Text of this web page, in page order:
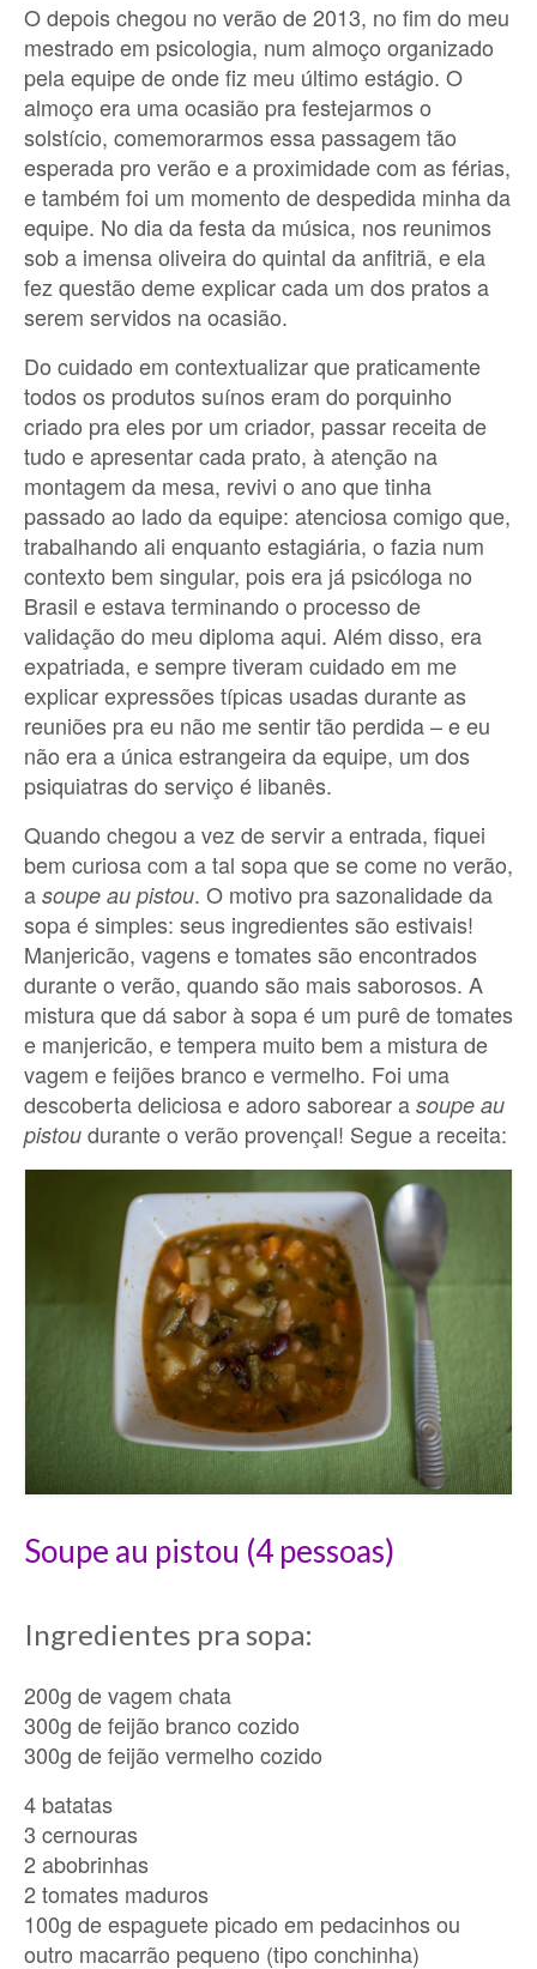
O depois chegou no verão de 2013, no fim do meu
mestrado em psicologia, num almoço organizado
pela equipe de onde fiz meu último estágio. O
almoço era uma ocasião pra festejarmos o
solstício, comemorarmos essa passagem tão
esperada pro verão e a proximidade com as férias,
e também foi um momento de despedida minha da
equipe. No dia da festa da música, nos reunimos
sob a imensa oliveira do quintal da anfitriã, e ela
fez questão deme explicar cada um dos pratos a
serem servidos na ocasião.
Do cuidado em contextualizar que praticamente
todos os produtos suínos eram do porquinho
criado pra eles por um criador, passar receita de
tudo e apresentar cada prato, à atenção na
montagem da mesa, revivi o ano que tinha
passado ao lado da equipe: atenciosa comigo que,
trabalhando ali enquanto estagiária, o fazia num
contexto bem singular, pois era já psicóloga no
Brasil e estava terminando o processo de
validação do meu diploma aqui. Além disso, era
expatriada, e sempre tiveram cuidado em me
explicar expressões típicas usadas durante as
reuniões pra eu não me sentir tão perdida – e eu
não era a única estrangeira da equipe, um dos
psiquiatras do serviço é libanês.
Quando chegou a vez de servir a entrada, fiquei
bem curiosa com a tal sopa que se come no verão,
a soupe au pistou. O motivo pra sazonalidade da
sopa é simples: seus ingredientes são estivais!
Manjericão, vagens e tomates são encontrados
durante o verão, quando são mais saborosos. A
mistura que dá sabor à sopa é um purê de tomates
e manjericão, e tempera muito bem a mistura de
vagem e feijões branco e vermelho. Foi uma
descoberta deliciosa e adoro saborear a soupe au
pistou durante o verão provençal! Segue a receita:
Soupe au pistou (4 pessoas)
Ingredientes pra sopa:
200g de vagem chata
300g de feijão branco cozido
300g de feijão vermelho cozido
4 batatas
3 cernouras
2 abobrinhas
2 tomates maduros
100g de espaguete picado em pedacinhos ou
outro macarrão pequeno (tipo conchinha)